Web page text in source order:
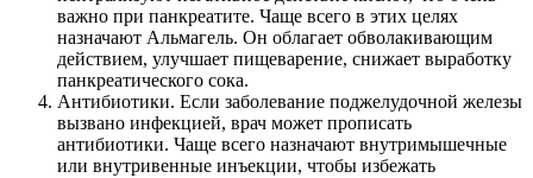
важно при панкреатите. Чаще всего в этих целях
назначают Альмагель. Он облагает обволакивающим
действием, улучшает пищеварение, снижает выработку
панкреатического сока.
Антибиотики. Если заболевание поджелудочной железы
вызвано инфекцией, врач может прописать
антибиотики. Чаще всего назначают внутримышечные
или внутривенные инъекции, чтобы избежать